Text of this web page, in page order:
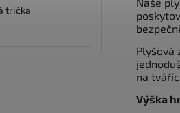
trička
Plyšová
na
Výška